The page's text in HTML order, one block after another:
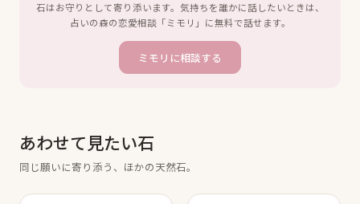
石はお守りとして寄り添います。気持ちを誰かに話したいときは、
占いの森の恋愛相談「ミモリ」に無料で話せます。
ミモリに相談する
あわせて見たい石
同じ願いに寄り添う、ほかの天然石。